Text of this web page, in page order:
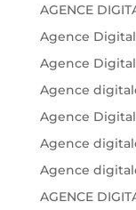
AGENCE
Agence
Agence
Agence
Agence
Agence
Agence
AGENCE